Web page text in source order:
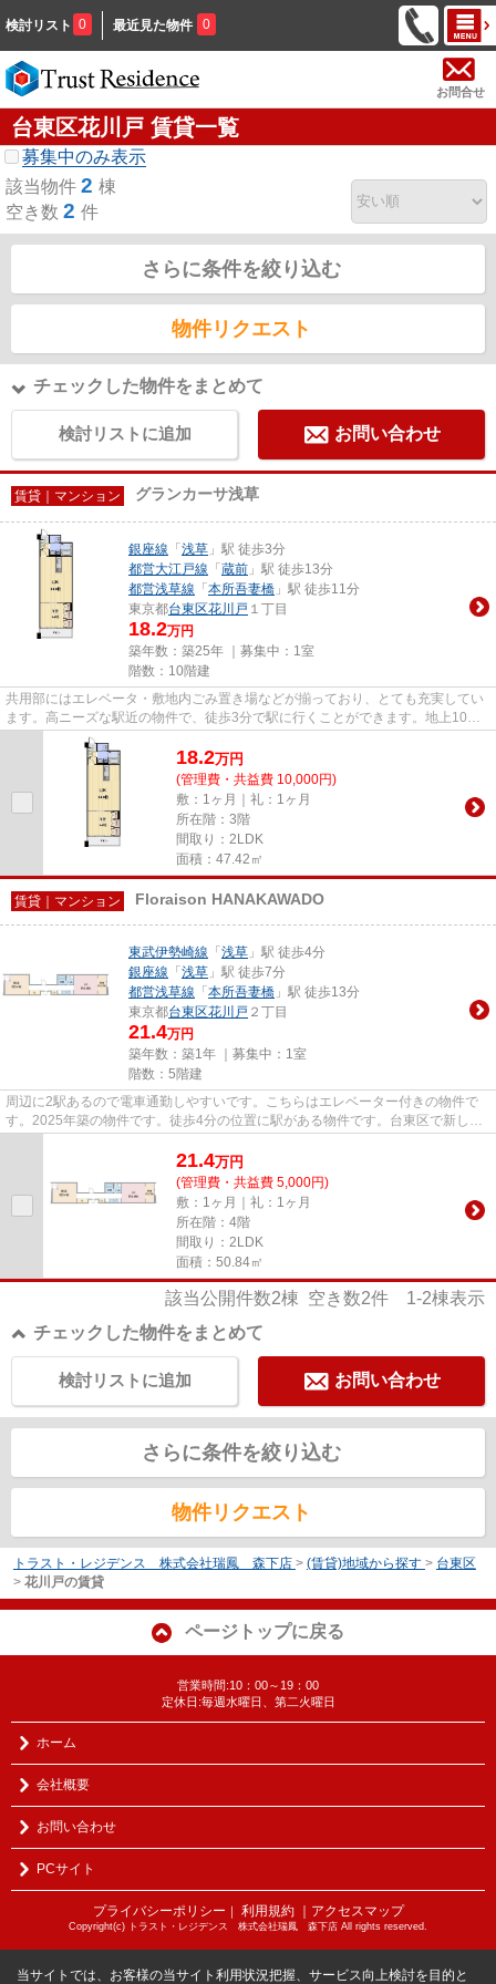
検討リスト 0 最近見た物件 0
お問合せ
台東区花川戸 賃貸一覧
募集中のみ表示
該当物件 2 棟
空き数 2 件
さらに条件を絞り込む
物件リクエスト
チェックした物件をまとめて
検討リストに追加 お問い合わせ
賃貸｜マンション グランカーサ浅草
銀座線 「 浅草 」駅 徒歩3分
都営大江戸線 「 蔵前 」駅 徒歩13分
都営浅草線 「 本所吾妻橋 」駅 徒歩11分
東京都台東区花川戸 １丁目
18.2万円
築年数：築25年 ｜募集中： 1室
階数：10階建
共用部にはエレベータ・敷地内ごみ置き場などが揃っており、とても充実してい
ます。高ニーズな駅近の物件で、徒歩3分で駅に行くことができます。地上10階
建てで景色も良く、多数のお問...
18.2万円
(管理費・共益費 10,000円)
敷：1ヶ月｜礼：1ヶ月
所在階：3階
間取り：2LDK
面積：47.42㎡
賃貸｜マンション Floraison HANAKAWADO
東武伊勢崎線 「 浅草 」駅 徒歩4分
銀座線 「 浅草 」駅 徒歩7分
都営浅草線 「 本所吾妻橋 」駅 徒歩13分
東京都台東区花川戸 ２丁目
21.4万円
築年数：築1年 ｜募集中： 1室
階数：5階建
周辺に2駅あるので電車通勤しやすいです。こちらはエレベーター付きの物件で
す。2025年築の物件です。徒歩4分の位置に駅がある物件です。台東区で新しい
21.4万円
(管理費・共益費 5,000円)
敷：1ヶ月｜礼：1ヶ月
所在階：4階
間取り：2LDK
面積：50.84㎡
該当公開件数2棟 空き数2件 1-2棟表示
チェックした物件をまとめて
お問い合わせ
検討リストに追加
さらに条件を絞り込む
物件リクエスト
トラスト・レジデンス 株式会社瑞鳳 森下店 > (賃貸)地域から探す > 台東区
> 花川戸の賃貸
ページトップに戻る
営業時間:10：00～19：00
定休日:毎週水曜日、第二火曜日
ホーム
会社概要
お問い合わせ
PCサイト
プライバシーポリシー ｜ 利用規約 ｜アクセスマップ
Copyright(c) トラスト・レジデンス 株式会社瑞鳳 森下店 All rights reserved.
当サイトでは、お客様の当サイト利用状況把握、サービス向上検討を目的と